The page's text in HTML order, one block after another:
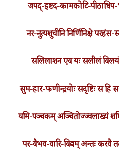
जपद्-इष्टद-कामकोटि-
नर-नुत्यशुचीनि निर्णिनिक्षे
सलिलाशन एव यः सलीलं विलयं
सुम-हार-फणीन्द्रयोः सदृष्टिः स हि
यमि-पञ्चकम् अञ्चितोज्ज्वलाख्यं
पर-वैभव-वारि-विद्यम् अन्तः करवै